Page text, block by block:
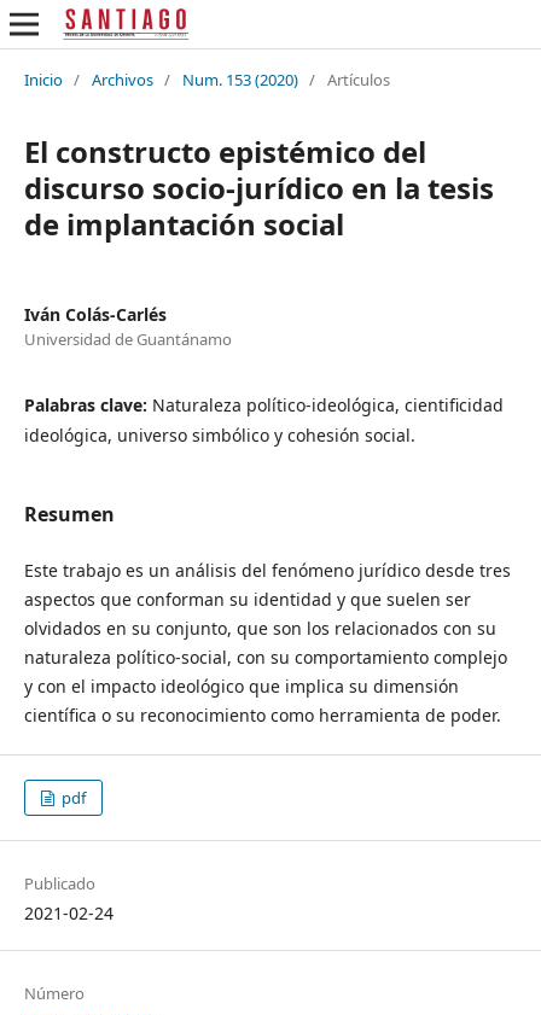
Inicio / Archivos / Num. 153 (2020) / Artículos
El constructo epistémico del
discurso socio-jurídico en la tesis
de implantación social
Iván Colás-Carlés
Universidad de Guantánamo
Palabras clave: Naturaleza político-ideológica, cientificidad
ideológica, universo simbólico y cohesión social.
Resumen
Este trabajo es un análisis del fenómeno jurídico desde tres
aspectos que conforman su identidad y que suelen ser
olvidados en su conjunto, que son los relacionados con su
naturaleza político-social, con su comportamiento complejo
y con el impacto ideológico que implica su dimensión
científica o su reconocimiento como herramienta de poder.
pdf
Publicado
2021-02-24
Número